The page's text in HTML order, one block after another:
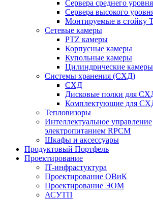
Сервера среднего уровня
Сервера высокого
Монтируемые в стойку
Сетевые камеры
PTZ камеры
Корпусные камеры
Купольные камеры
Цилиндрические камеры
Системы хранения (СХД)
СХД
Дисковые полки для
Комплектующие для
Тепловизоры
Интеллектуальное управление
электропитанием RPCM
Шкафы и аксессуары
Продуктовый Портфель
Проектирование
IT-инфрастуктура
Проектирование ОВиК
Проектирование ЭОМ
АСУТП